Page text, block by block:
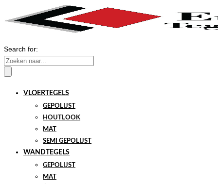
Search for:
VLOERTEGELS
GEPOLIJST
HOUTLOOK
MAT
SEMI GEPOLIJST
WANDTEGELS
GEPOLIJST
MAT